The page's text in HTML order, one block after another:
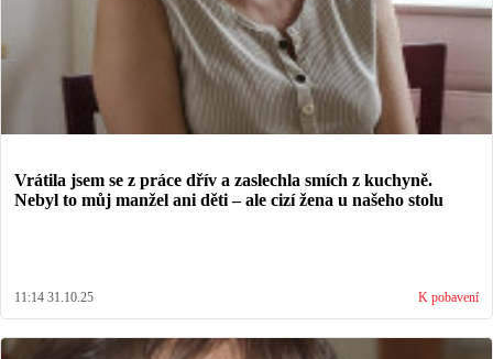
Vrátila jsem se z práce dřív a zaslechla smích z kuchyně.
Nebyl to můj manžel ani děti – ale cizí žena u našeho stolu
11:14 31.10.25 K pobavení